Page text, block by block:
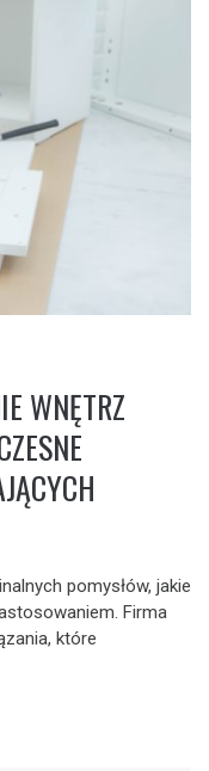
WNĘTRZ
pomysłów, jakie
Firma
które